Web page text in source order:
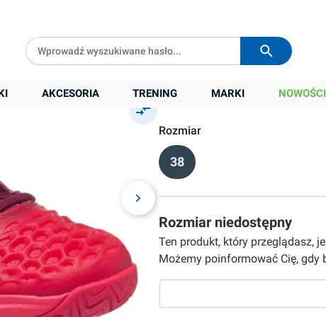
AKCESORIA TRENING MARKI NOWOŚCI
Cena sugerowana:549,00 zł
Rozmiar
38
Rozmiar niedostępny
Ten produkt, który przeglądasz,
Możemy poinformować Cię, gdy